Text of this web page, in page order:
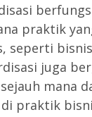
praktik
seperti
juga
mana
praktik